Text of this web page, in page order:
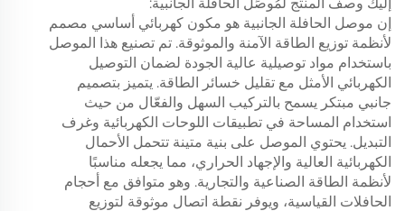
إن موصل الحافلة الجانبية هو مكون كهربائي أساسي مصمم
لأنظمة توزيع الطاقة الآمنة والموثوقة. تم تصنيع هذا الموصل
باستخدام مواد توصيلية عالية الجودة لضمان التوصيل
الكهربائي الأمثل مع تقليل خسائر الطاقة. يتميز بتصميم
جانبي مبتكر يسمح بالتركيب السهل والفعّال من حيث
استخدام المساحة في تطبيقات اللوحات الكهربائية وغرف
التبديل. يحتوي الموصل على بنية متينة تتحمل الأحمال
الكهربائية العالية والإجهاد الحراري، مما يجعله مناسبًا
لأنظمة الطاقة الصناعية والتجارية. وهو متوافق مع أحجام
الحافلات القياسية، ويوفر نقطة اتصال موثوقة لتوزيع